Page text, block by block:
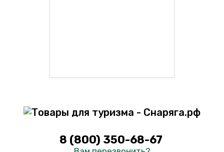
8 (800) 350-68-67